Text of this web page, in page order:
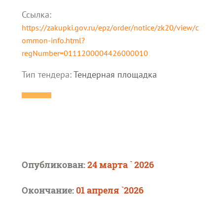
Ссылка:
https://zakupki.gov.ru/epz/order/notice/zk20/view/c
ommon-info.html?
regNumber=0111200004426000010
Тип тендера:Тендерная площадка
Опубликован:24 марта ` 2026
Окончание:01 апреля `2026